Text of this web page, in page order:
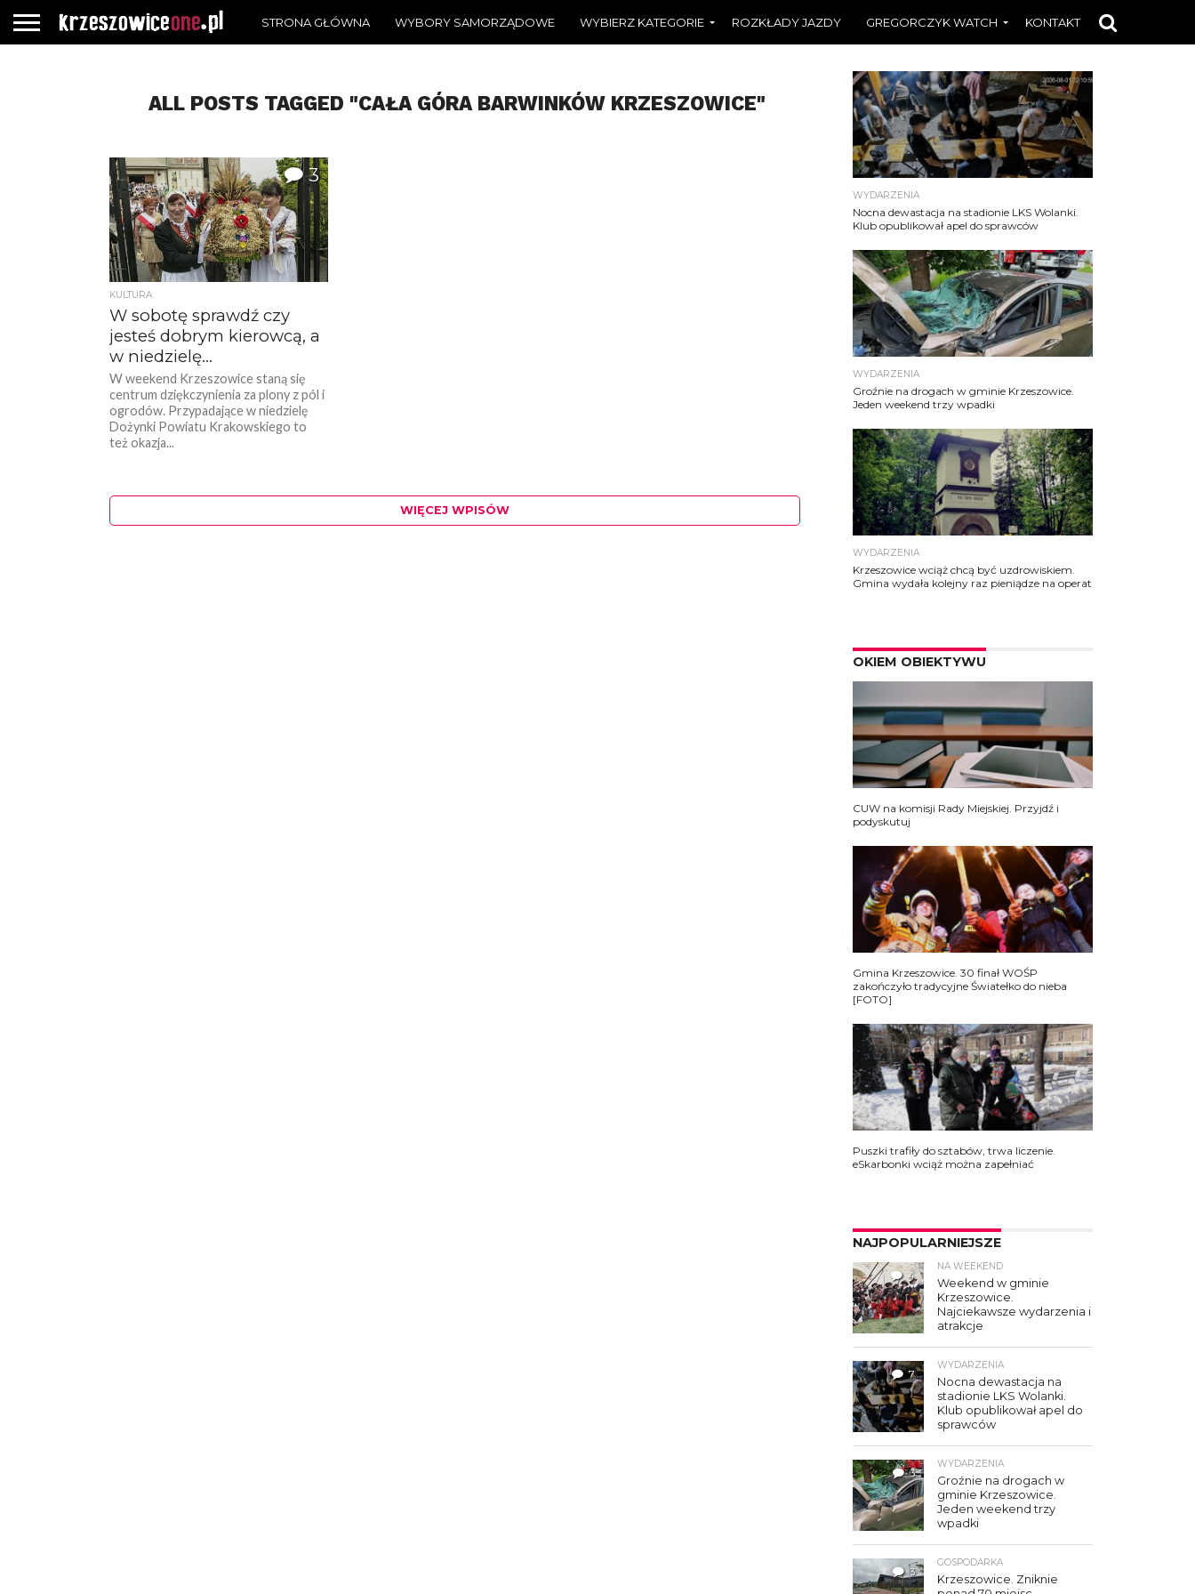
STRONA GŁÓWNA WYBORY SAMORZĄDOWE WYBIERZ KATEGORIE ROZKŁADY JAZDY GREGORCZYK WATCH KONTAKT
ALL POSTS TAGGED "CAŁA GÓRA BARWINKÓW KRZESZOWICE"
3
KULTURA
W sobotę sprawdź czy
jesteś dobrym kierowcą, a
w niedzielę…
W weekend Krzeszowice staną się
centrum dziękczynienia za plony z pól i
ogrodów. Przypadające w niedzielę
Dożynki Powiatu Krakowskiego to
też okazja...
WIĘCEJ WPISÓW
WYDARZENIA
Nocna dewastacja na stadionie LKS Wolanki.
Klub opublikował apel do sprawców
WYDARZENIA
Groźnie na drogach w gminie Krzeszowice.
Jeden weekend trzy wpadki
WYDARZENIA
Krzeszowice wciąż chcą być uzdrowiskiem.
Gmina wydała kolejny raz pieniądze na operat
OKIEM OBIEKTYWU
CUW na komisji Rady Miejskiej. Przyjdź i
podyskutuj
Gmina Krzeszowice. 30 finał WOŚP
zakończyło tradycyjne Światełko do nieba
[FOTO]
Puszki trafiły do sztabów, trwa liczenie.
eSkarbonki wciąż można zapełniać
NAJPOPULARNIEJSZE
4
NA WEEKEND
Weekend w gminie
Krzeszowice.
Najciekawsze wydarzenia i
atrakcje
7
WYDARZENIA
Nocna dewastacja na
stadionie LKS Wolanki.
Klub opublikował apel do
sprawców
3
WYDARZENIA
Groźnie na drogach w
gminie Krzeszowice.
Jeden weekend trzy
wpadki
3
GOSPODARKA
Krzeszowice. Zniknie